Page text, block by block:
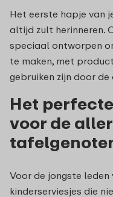
Het eerste hapje van
altijd zult herinneren.
speciaal ontworpen
te maken, met
gebruiken zijn door
Het
voor de
Voor de jongste leden
kinderserviesjes die